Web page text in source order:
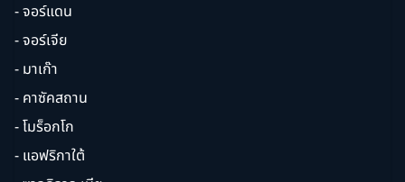
- จอร์แดน
- จอร์เจีย
- มาเก๊า
- คาซัคสถาน
- โมร็อกโก
- แอฟริกาใต้